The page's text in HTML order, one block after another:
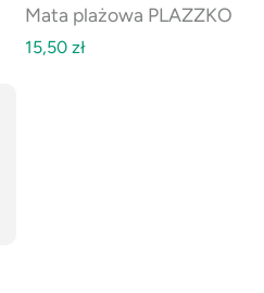
Mata plażowa PLAZZKO
15,50 zł